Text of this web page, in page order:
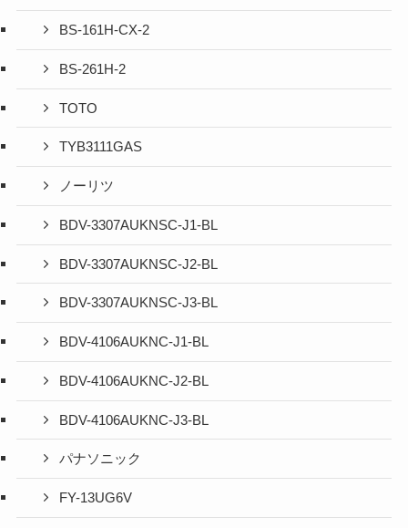
BS-161H-CX-2
BS-261H-2
TOTO
TYB3111GAS
ノーリツ
BDV-3307AUKNSC-J1-BL
BDV-3307AUKNSC-J2-BL
BDV-3307AUKNSC-J3-BL
BDV-4106AUKNC-J1-BL
BDV-4106AUKNC-J2-BL
BDV-4106AUKNC-J3-BL
パナソニック
FY-13UG6V